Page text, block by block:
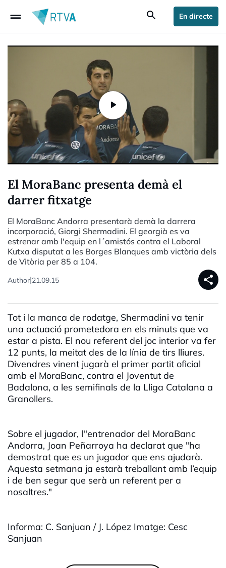
drag_handle search En directe
El MoraBanc presenta demà el
darrer fitxatge
El MoraBanc Andorra presentarà demà la darrera
incorporació, Giorgi Shermadini. El georgià es va
estrenar amb l'equip en l´amistós contra el Laboral
Kutxa disputat a les Borges Blanques amb victòria dels
de Vitòria per 85 a 104.
Author|21.09.15 share
Tot i la manca de rodatge, Shermadini va tenir
una actuació prometedora en els minuts que va
estar a pista. El nou referent del joc interior va fer
12 punts, la meitat des de la línia de tirs lliures.
Divendres vinent jugarà el primer partit oficial
amb el MoraBanc, contra el Joventut de
Badalona, a les semifinals de la Lliga Catalana a
Granollers.
Sobre el jugador, l''entrenador del MoraBanc
Andorra, Joan Peñarroya ha declarat que "ha
demostrat que es un jugador que ens ajudarà.
Aquesta setmana ja estarà treballant amb l’equip
i de ben segur que serà un referent per a
nosaltres."
Informa: C. Sanjuan / J. López Imatge: Cesc
Sanjuan